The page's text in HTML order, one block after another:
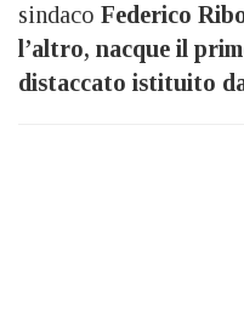
sindaco Federico
l’altro, nacque il
distaccato istituito